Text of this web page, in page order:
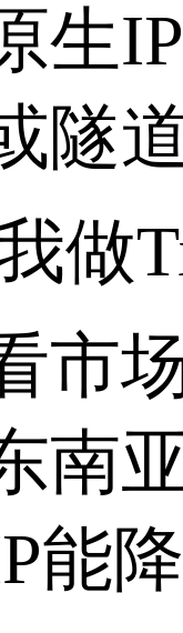
IP
隧
场
南
能